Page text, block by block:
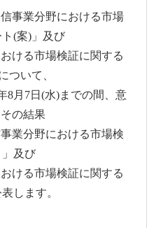
業分野における市場
(案)」及び
る市場検証に関する
ついて、
月7日(水)までの間、意
の結果
分野における市場検
及び
る市場検証に関する
します。